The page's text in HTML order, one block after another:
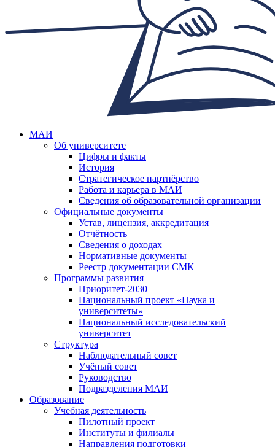
МАИ
Об университете
Цифры и факты
История
Стратегическое партнёрство
Работа и карьера в МАИ
Сведения об образовательной организации
Официальные документы
Устав, лицензия, аккредитация
Отчётность
Сведения о доходах
Нормативные документы
Реестр документации СМК
Программы развития
Приоритет-2030
Национальный проект «Наука и
университеты»
Национальный исследовательский
университет
Структура
Наблюдательный совет
Учёный совет
Руководство
Подразделения МАИ
Образование
Учебная деятельность
Пилотный проект
Институты и филиалы
Направления подготовки